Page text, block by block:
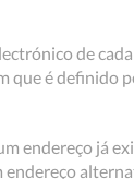
de
que é definido
endereço já
endereço